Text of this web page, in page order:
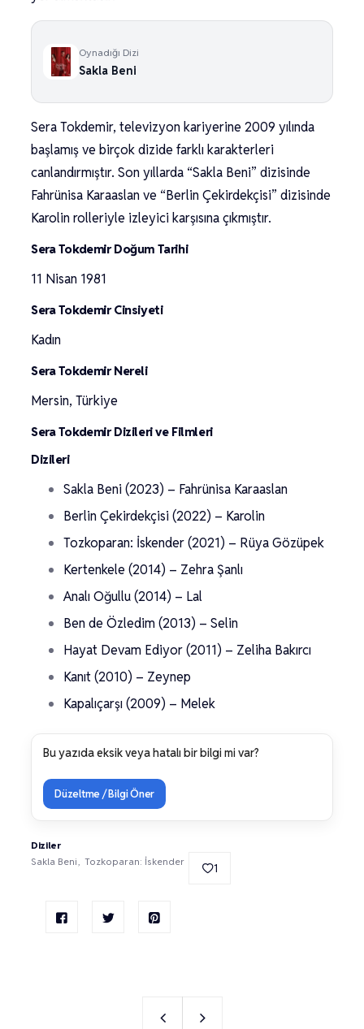
Oynadığı Dizi
Sakla Beni
Sera Tokdemir, televizyon kariyerine 2009 yılında
başlamış ve birçok dizide farklı karakterleri
canlandırmıştır. Son yıllarda “Sakla Beni” dizisinde
Fahrünisa Karaaslan ve “Berlin Çekirdekçisi” dizisinde
Karolin rolleriyle izleyici karşısına çıkmıştır.
Sera Tokdemir Doğum Tarihi
11 Nisan 1981
Sera Tokdemir Cinsiyeti
Kadın
Sera Tokdemir Nereli
Mersin, Türkiye
Sera Tokdemir Dizileri ve Filmleri
Dizileri
Sakla Beni (2023) – Fahrünisa Karaaslan
Berlin Çekirdekçisi (2022) – Karolin
Tozkoparan: İskender (2021) – Rüya Gözüpek
Kertenkele (2014) – Zehra Şanlı
Analı Oğullu (2014) – Lal
Ben de Özledim (2013) – Selin
Hayat Devam Ediyor (2011) – Zeliha Bakırcı
Kanıt (2010) – Zeynep
Kapalıçarşı (2009) – Melek
Bu yazıda eksik veya hatalı bir bilgi mi var?
Düzeltme / Bilgi Öner
Diziler
Sakla Beni
Tozkoparan: İskender 1